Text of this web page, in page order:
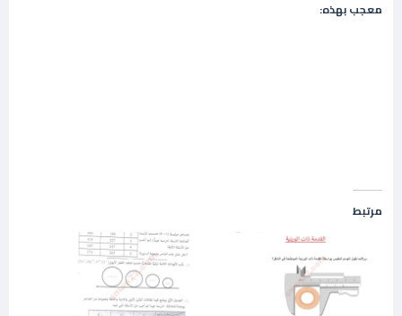
معجب بهذه:
مرتبط